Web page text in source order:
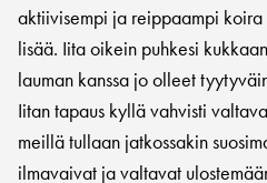
aktiivisempi ja reippaampi koira
lisää. Iita oikein puhkesi
lauman kanssa jo olleet
Iitan tapaus kyllä vahvisti
meillä tullaan jatkossakin
ilmavaivat ja valtavat